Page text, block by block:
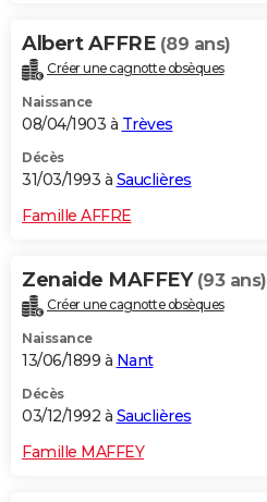
Albert AFFRE (89 ans)
Créer une cagnotte obsèques
Naissance
08/04/1903 à Trèves
Décès
31/03/1993 à Sauclières
Famille AFFRE
Zenaide MAFFEY (93 ans)
Créer une cagnotte obsèques
Naissance
13/06/1899 à Nant
Décès
03/12/1992 à Sauclières
Famille MAFFEY